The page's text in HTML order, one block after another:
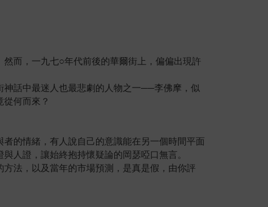
而，一九七○年代前後的華爾街上，偏偏出現許
話中最迷人也最悲劇的人物之一──李佛摩，似
何而來？
的情緒，有人說自己的意識能在另一個時間平面
人證，讓始終抱持懷疑論的岡瑟啞口無言。
法，以及當年的市場預測，是真是假，由你評